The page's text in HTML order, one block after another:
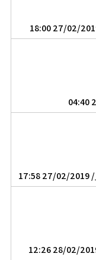
/ 27/02/2019 17:58